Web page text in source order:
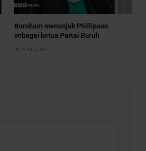
Burnham menunjuk Phillipson
sebagai ketua Partai Buruh
JULY 28, 2026